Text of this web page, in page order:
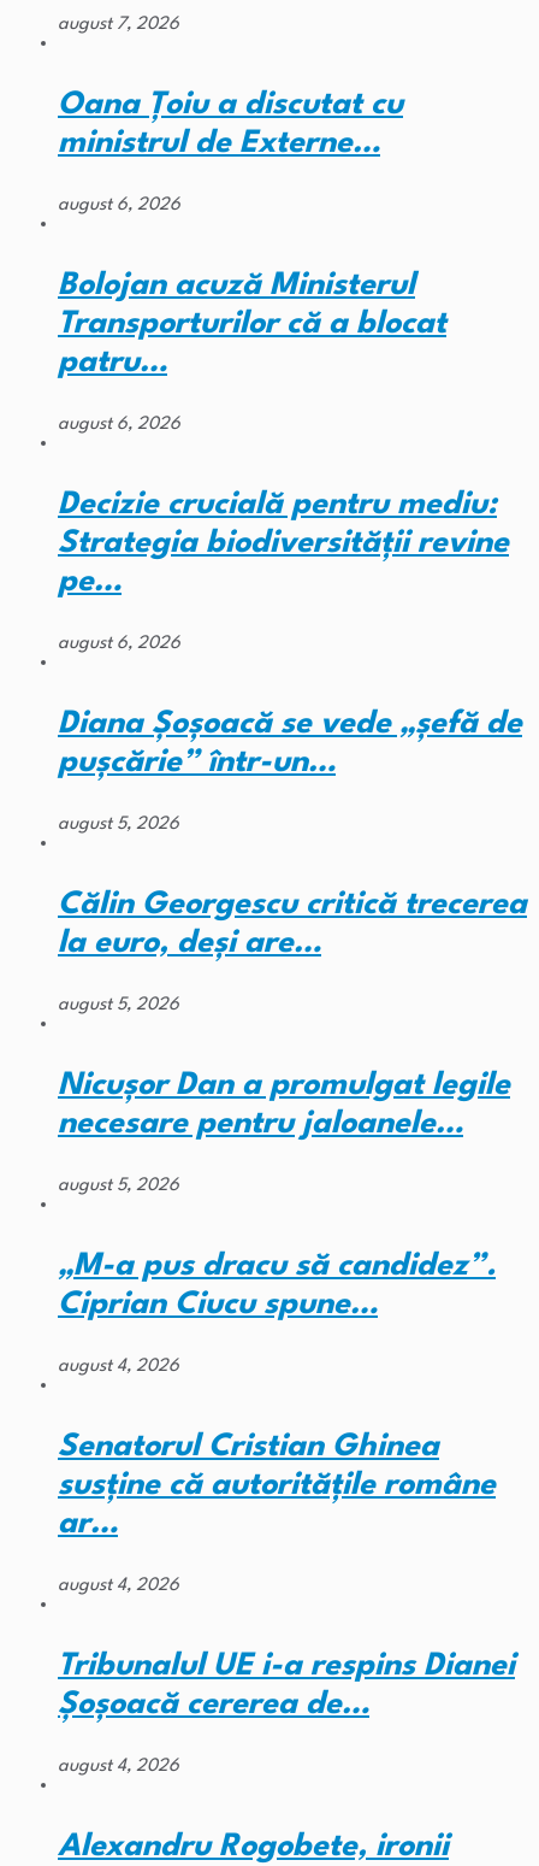
august 7, 2026
Oana Țoiu a discutat cu
ministrul de Externe…
august 6, 2026
Bolojan acuză Ministerul
Transporturilor că a blocat
patru…
august 6, 2026
Decizie crucială pentru mediu:
Strategia biodiversității revine
pe…
august 6, 2026
Diana Șoșoacă se vede „șefă de
pușcărie” într-un…
august 5, 2026
Călin Georgescu critică trecerea
la euro, deși are…
august 5, 2026
Nicușor Dan a promulgat legile
necesare pentru jaloanele…
august 5, 2026
„M-a pus dracu să candidez”.
Ciprian Ciucu spune…
august 4, 2026
Senatorul Cristian Ghinea
susține că autoritățile române
ar…
august 4, 2026
Tribunalul UE i-a respins Dianei
Șoșoacă cererea de…
august 4, 2026
Alexandru Rogobete, ironii